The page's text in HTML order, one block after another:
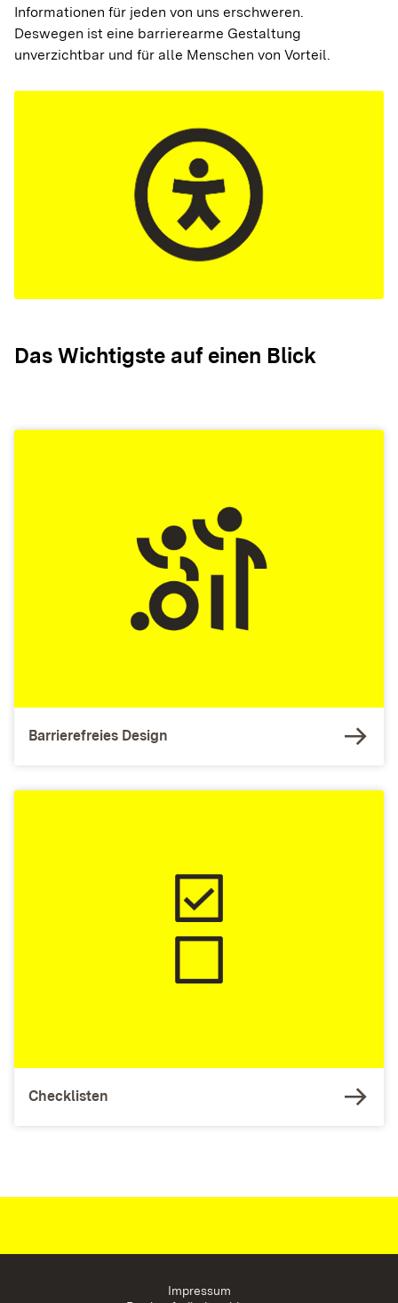
Informationen für jeden von uns erschweren.
Deswegen ist eine barrierearme Gestaltung
unverzichtbar und für alle Menschen von Vorteil.
Das Wichtigste auf einen Blick
Barrierefreies Design
Checklisten
Impressum